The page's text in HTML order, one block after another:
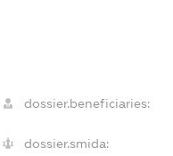
dossier.beneficiaries:
dossier.smida: